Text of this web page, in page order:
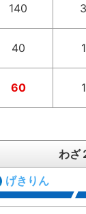
140
40
60
わざ
げきりん